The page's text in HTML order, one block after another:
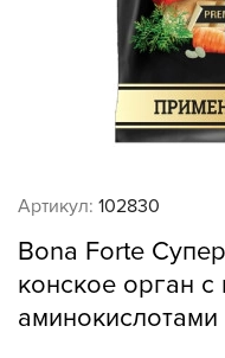
Артикул: 102830
Bona Forte
конское орган с
аминокислотами